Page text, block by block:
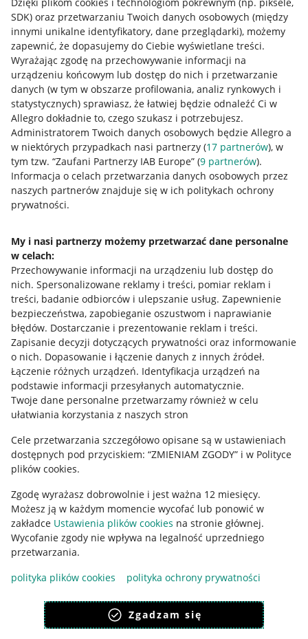
SDK) oraz przetwarzaniu Twoich danych osobowych (między
innymi unikalne identyfikatory, dane przeglądarki), możemy
zapewnić, że dopasujemy do Ciebie wyświetlane treści.
Wyrażając zgodę na przechowywanie informacji na
urządzeniu końcowym lub dostęp do nich i przetwarzanie
danych (w tym w obszarze profilowania, analiz rynkowych i
statystycznych) sprawiasz, że łatwiej będzie odnaleźć Ci w
Allegro dokładnie to, czego szukasz i potrzebujesz.
Administratorem Twoich danych osobowych będzie Allegro a
w niektórych przypadkach nasi partnerzy (17 partnerów), w
tym tzw. “Zaufani Partnerzy IAB Europe” (9 partnerów).
Informacja o celach przetwarzania danych osobowych przez
naszych partnerów znajduje się w ich politykach ochrony
prywatności.
My i nasi partnerzy możemy przetwarzać dane personalne
w celach:
Przechowywanie informacji na urządzeniu lub dostęp do
nich. Spersonalizowane reklamy i treści, pomiar reklam i
treści, badanie odbiorców i ulepszanie usług. Zapewnienie
bezpieczeństwa, zapobieganie oszustwom i naprawianie
błędów. Dostarczanie i prezentowanie reklam i treści.
Zapisanie decyzji dotyczących prywatności oraz informowanie
o nich. Dopasowanie i łączenie danych z innych źródeł.
Łączenie różnych urządzeń. Identyfikacja urządzeń na
podstawie informacji przesyłanych automatycznie.
Twoje dane personalne przetwarzamy również w celu
ułatwiania korzystania z naszych stron
Cele przetwarzania szczegółowo opisane są w ustawieniach
dostępnych pod przyciskiem: “ZMIENIAM ZGODY” i w Polityce
plików cookies.
Zgodę wyrażasz dobrowolnie i jest ważna 12 miesięcy.
Możesz ją w każdym momencie wycofać lub ponowić w
zakładce Ustawienia plików cookies na stronie głównej.
Wycofanie zgody nie wpływa na legalność uprzedniego
przetwarzania.
polityka plików cookies
polityka ochrony prywatności
Zgadzam się
Przydatne informacje
Jak to działa
Allegro Gadane dla sprzedających
Allegro Gadane dla kupujących
Mapa miejscowości
Informacje prawne
Regulamin
Polityka plików "cookies"
Ustawienia plików "cookies"
Udostępnianie lokalizacji
Informacje dla Aktu o Usługach Cyfrowych
Pobierz aplikację